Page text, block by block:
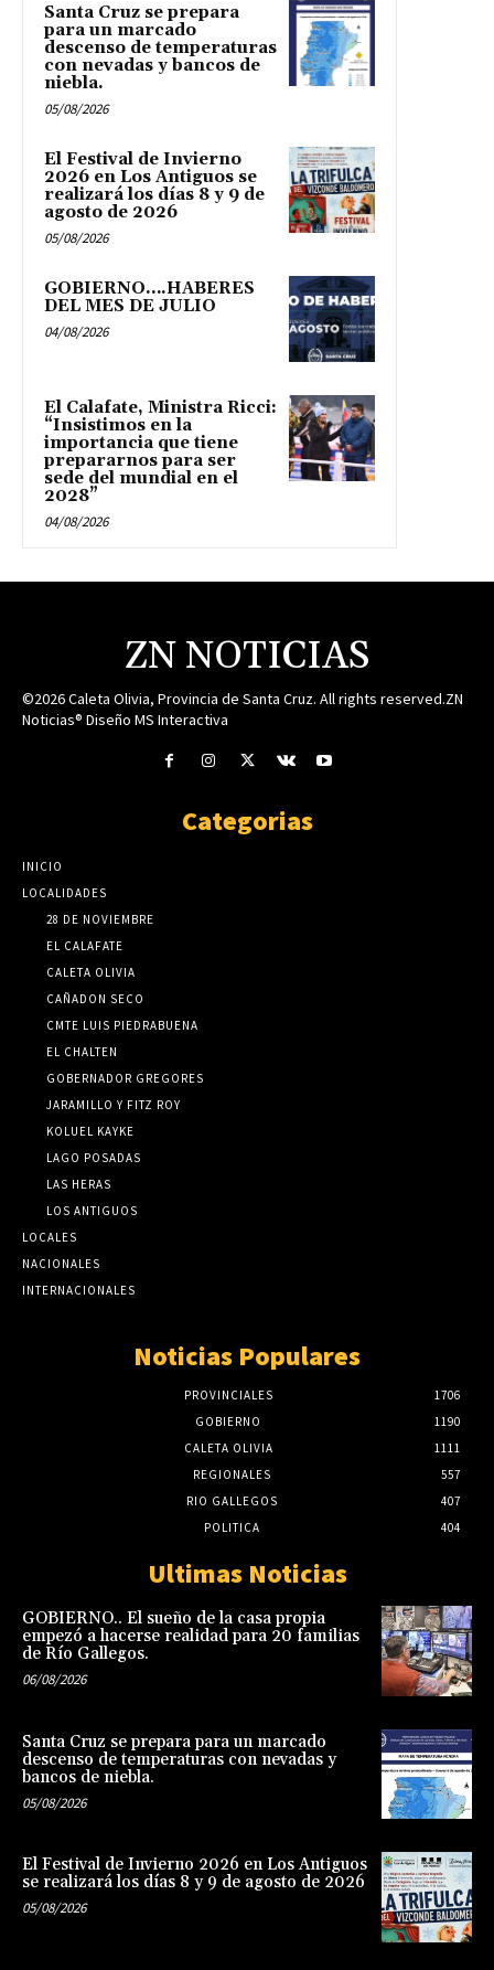
Santa Cruz se prepara
para un marcado
descenso de temperaturas
con nevadas y bancos de
niebla.
05/08/2026
El Festival de Invierno
2026 en Los Antiguos se
realizará los días 8 y 9 de
agosto de 2026
05/08/2026
GOBIERNO….HABERES
DEL MES DE JULIO
04/08/2026
El Calafate, Ministra Ricci:
“Insistimos en la
importancia que tiene
prepararnos para ser
sede del mundial en el
2028”
04/08/2026
ZN NOTICIAS
©2026 Caleta Olivia, Provincia de Santa Cruz. All rights reserved.ZN
Noticias® Diseño MS Interactiva
Categorias
INICIO
LOCALIDADES
28 DE NOVIEMBRE
EL CALAFATE
CALETA OLIVIA
CAÑADON SECO
CMTE LUIS PIEDRABUENA
EL CHALTEN
GOBERNADOR GREGORES
JARAMILLO Y FITZ ROY
KOLUEL KAYKE
LAGO POSADAS
LAS HERAS
LOS ANTIGUOS
LOCALES
NACIONALES
INTERNACIONALES
Noticias Populares
PROVINCIALES
1706
GOBIERNO
1190
CALETA OLIVIA
1111
REGIONALES
557
RIO GALLEGOS
407
POLITICA
404
Ultimas Noticias
GOBIERNO.. El sueño de la casa propia
empezó a hacerse realidad para 20 familias
de Río Gallegos.
06/08/2026
Santa Cruz se prepara para un marcado
descenso de temperaturas con nevadas y
bancos de niebla.
05/08/2026
El Festival de Invierno 2026 en Los Antiguos
se realizará los días 8 y 9 de agosto de 2026
05/08/2026